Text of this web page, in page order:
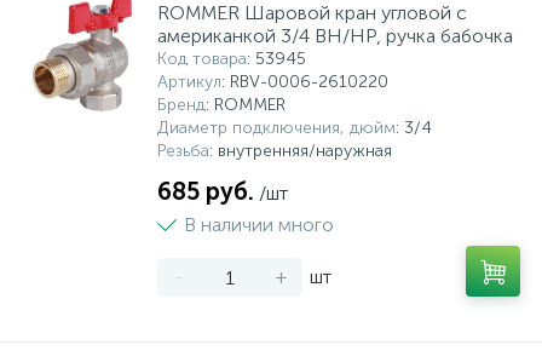
ROMMER Шаровой кран угловой с
американкой 3/4 ВН/НР, ручка бабочка
Код товара: 53945
Артикул: RBV-0006-2610220
Бренд: ROMMER
Диаметр подключения, дюйм: 3/4
Резьба: внутренняя/наружная
685 руб. /шт
В наличии много
- + шт